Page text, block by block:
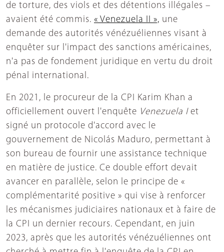
de torture, des viols et des détentions illégales –
avaient été commis. « Venezuela II », une
demande des autorités vénézuéliennes visant à
enquêter sur l'impact des sanctions américaines,
n'a pas de fondement juridique en vertu du droit
pénal international.
En 2021, le procureur de la CPI Karim Khan a
officiellement ouvert l'enquête Venezuela Iet
signé un protocole d'accord avec le
gouvernement de Nicolás Maduro, permettant à
son bureau de fournir une assistance technique
en matière de justice. Ce double effort devait
avancer en parallèle, selon le principe de «
complémentarité positive » qui vise à renforcer
les mécanismes judiciaires nationaux et à faire de
la CPI un dernier recours. Cependant, en juin
2023, après que les autorités vénézuéliennes ont